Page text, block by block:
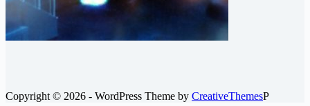
Copyright © 2026 - WordPress Theme by CreativeThemesP